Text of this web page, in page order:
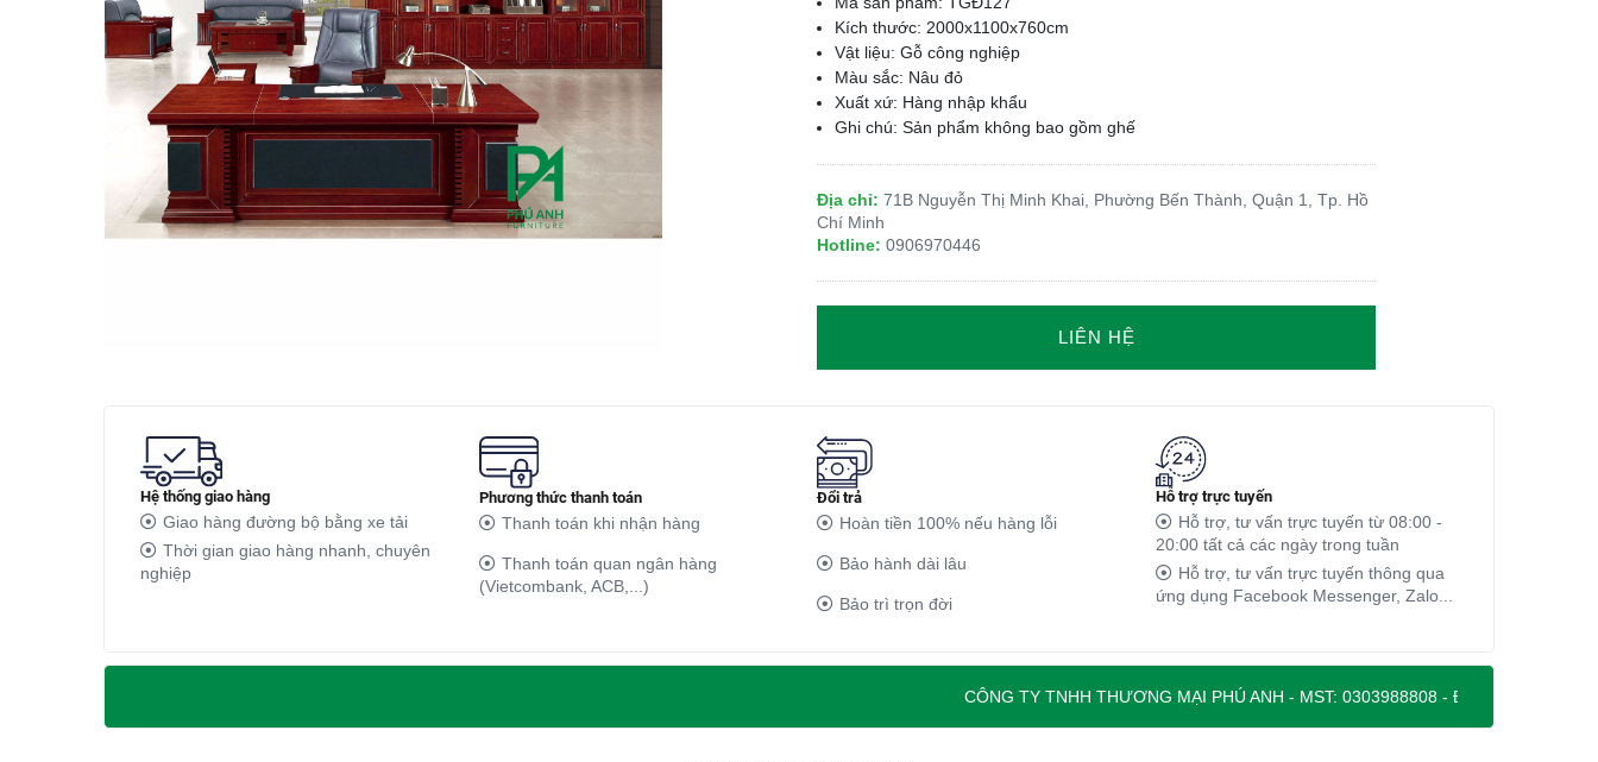
Kích thước: 2000x1100x760cm
Vật liệu: Gỗ công nghiệp
Màu sắc: Nâu đỏ
Xuất xứ: Hàng nhập khẩu
Ghi chú: Sản phẩm không bao gồm ghế
Địa chỉ: 71B Nguyễn Thị Minh Khai, Phường Bến Thành, Quận 1, Tp. Hồ
Chí Minh
Hotline: 0906970446
LIÊN HỆ
Hệ thống giao hàng
Giao hàng đường bộ bằng xe tải
Thời gian giao hàng nhanh, chuyên
nghiệp
Phương thức thanh toán
Thanh toán khi nhận hàng
Thanh toán quan ngân hàng
(Vietcombank, ACB,...)
Đổi trả
Hoàn tiền 100% nếu hàng lỗi
Bảo hành dài lâu
Bảo trì trọn đời
Hỗ trợ trực tuyến
Hỗ trợ, tư vấn trực tuyến từ 08:00 -
20:00 tất cả các ngày trong tuần
Hỗ trợ, tư vấn trực tuyến thông qua
ứng dụng Facebook Messenger, Zalo...
CÔNG TY TNHH THƯƠNG MẠI PHÚ ANH - MST: 0303988808 - ĐỊA CHỈ: 71B NGUYỄN THỊ